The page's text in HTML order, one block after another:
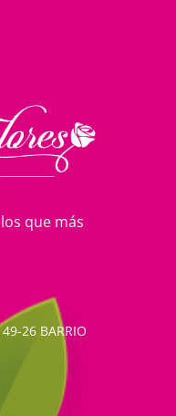
que más
49-26 BARRIO